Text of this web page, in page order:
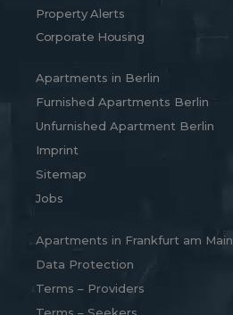
Property Alerts
Corporate Housing
Apartments in Berlin
Furnished Apartments Berlin
Unfurnished Apartment Berlin
Imprint
Sitemap
Jobs
Apartments in Frankfurt am Main
Data Protection
Terms – Providers